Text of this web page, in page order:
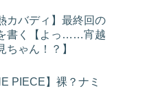
カバディ】最終回の
書く【よっ……宵越
ちゃん！？】
PIECE】裸？ナミ